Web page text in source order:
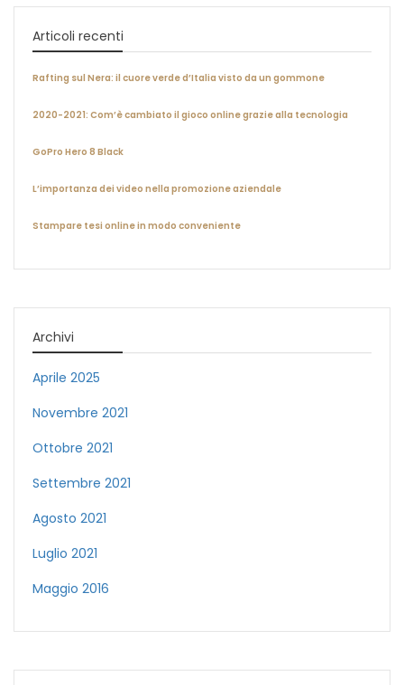
Articoli recenti
Rafting sul Nera: il cuore verde d’Italia visto da un gommone
2020-2021: Com’è cambiato il gioco online grazie alla tecnologia
GoPro Hero 8 Black
L’importanza dei video nella promozione aziendale
Stampare tesi online in modo conveniente
Archivi
Aprile 2025
Novembre 2021
Ottobre 2021
Settembre 2021
Agosto 2021
Luglio 2021
Maggio 2016